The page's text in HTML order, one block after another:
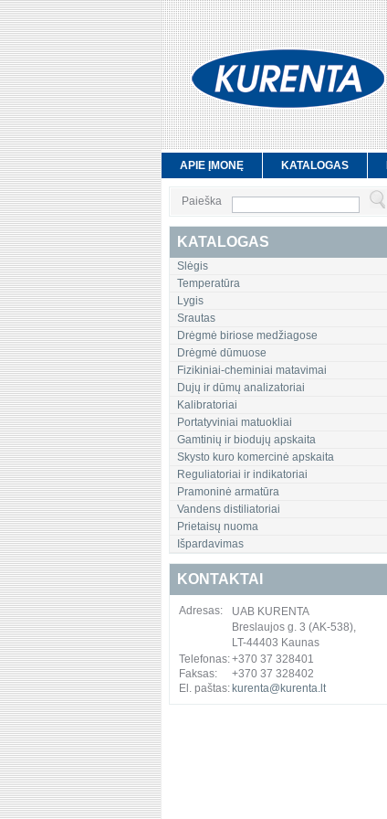
APIE ĮMONĘ KATALOGAS
Paieška
KATALOGAS
Slėgis
Temperatūra
Lygis
Srautas
Drėgmė biriose medžiagose
Drėgmė dūmuose
Fizikiniai-cheminiai matavimai
Dujų ir dūmų analizatoriai
Kalibratoriai
Portatyviniai matuokliai
Gamtinių ir biodujų apskaita
Skysto kuro komercinė apskaita
Reguliatoriai ir indikatoriai
Pramoninė armatūra
Vandens distiliatoriai
Prietaisų nuoma
Išpardavimas
KONTAKTAI
Adresas:
UAB KURENTA
Breslaujos g. 3 (AK-538),
LT-44403 Kaunas
Telefonas:+370 37 328401
Faksas:
+370 37 328402
El. paštas: kurenta@kurenta.lt